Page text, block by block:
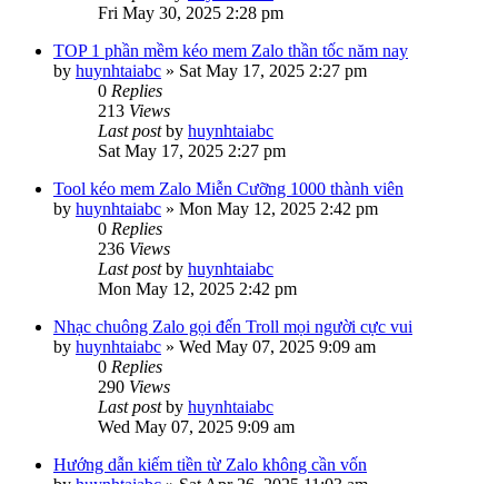
Fri May 30, 2025 2:28 pm
TOP 1 phần mềm kéo mem Zalo thần tốc năm nay
by huynhtaiabc » Sat May 17, 2025 2:27 pm
0 Replies
213 Views
Last postby huynhtaiabc
Sat May 17, 2025 2:27 pm
Tool kéo mem Zalo Miễn Cưỡng 1000 thành viên
by huynhtaiabc » Mon May 12, 2025 2:42 pm
0 Replies
236 Views
Last postby huynhtaiabc
Mon May 12, 2025 2:42 pm
Nhạc chuông Zalo gọi đến Troll mọi người cực vui
by huynhtaiabc » Wed May 07, 2025 9:09 am
0 Replies
290 Views
Last postby huynhtaiabc
Wed May 07, 2025 9:09 am
Hướng dẫn kiếm tiền từ Zalo không cần vốn